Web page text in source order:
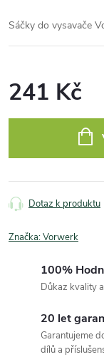
Sáčky do vysavače
241 Kč
Dotaz k produktu
Značka:Vorwerk
100%
Důkaz kvality
20 let
Garantujeme
dílů a